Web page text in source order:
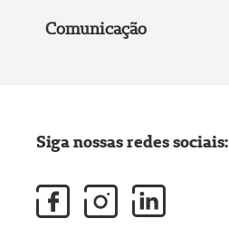
Comunicação
Siga nossas redes sociais: